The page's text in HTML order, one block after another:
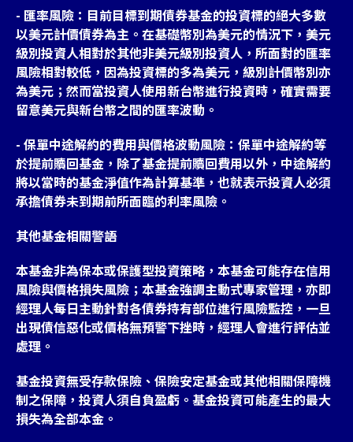
- 匯率風險：目前目標到期債券基金的投資標的絕大多數
以美元計價債券為主。在基礎幣別為美元的情況下，美元
級別投資人相對於其他非美元級別投資人，所面對的匯率
風險相對較低，因為投資標的多為美元，級別計價幣別亦
為美元；然而當投資人使用新台幣進行投資時，確實需要
留意美元與新台幣之間的匯率波動。
- 保單中途解約的費用與價格波動風險：保單中途解約等
於提前贖回基金，除了基金提前贖回費用以外，中途解約
將以當時的基金淨值作為計算基準，也就表示投資人必須
承擔債券未到期前所面臨的利率風險。
其他基金相關警語
本基金非為保本或保護型投資策略，本基金可能存在信用
風險與價格損失風險；本基金強調主動式專家管理，亦即
經理人每日主動針對各債券持有部位進行風險監控，一旦
出現債信惡化或價格無預警下挫時，經理人會進行評估並
處理。
基金投資無受存款保險、保險安定基金或其他相關保障機
制之保障，投資人須自負盈虧。基金投資可能產生的最大
損失為全部本金。